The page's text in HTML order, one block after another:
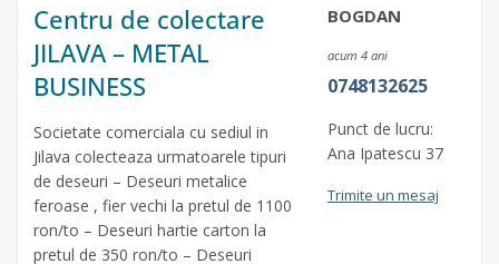
Centru de colectare
JILAVA – METAL
BUSINESS
Societate comerciala cu sediul in
Jilava colecteaza urmatoarele tipuri
de deseuri – Deseuri metalice
feroase , fier vechi la pretul de 1100
ron/to – Deseuri hartie carton la
pretul de 350 ron/to – Deseuri
BOGDAN
acum 4 ani
0748132625
Punct de lucru:
Ana Ipatescu 37
Trimite un mesaj